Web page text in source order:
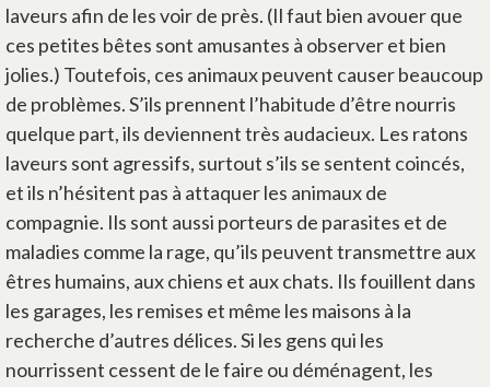
laveurs afin de les voir de près. (Il faut bien avouer que
ces petites bêtes sont amusantes à observer et bien
jolies.) Toutefois, ces animaux peuvent causer beaucoup
de problèmes. S’ils prennent l’habitude d’être nourris
quelque part, ils deviennent très audacieux. Les ratons
laveurs sont agressifs, surtout s’ils se sentent coincés,
et ils n’hésitent pas à attaquer les animaux de
compagnie. Ils sont aussi porteurs de parasites et de
maladies comme la rage, qu’ils peuvent transmettre aux
êtres humains, aux chiens et aux chats. Ils fouillent dans
les garages, les remises et même les maisons à la
recherche d’autres délices. Si les gens qui les
nourrissent cessent de le faire ou déménagent, les